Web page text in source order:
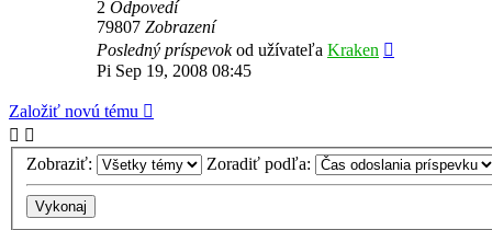
2 Odpovedí
79807 Zobrazení
Posledný príspevokod užívateľa Kraken
Pi Sep 19, 2008 08:45
Založiť novú tému
Zobraziť: Zoradiť podľa: